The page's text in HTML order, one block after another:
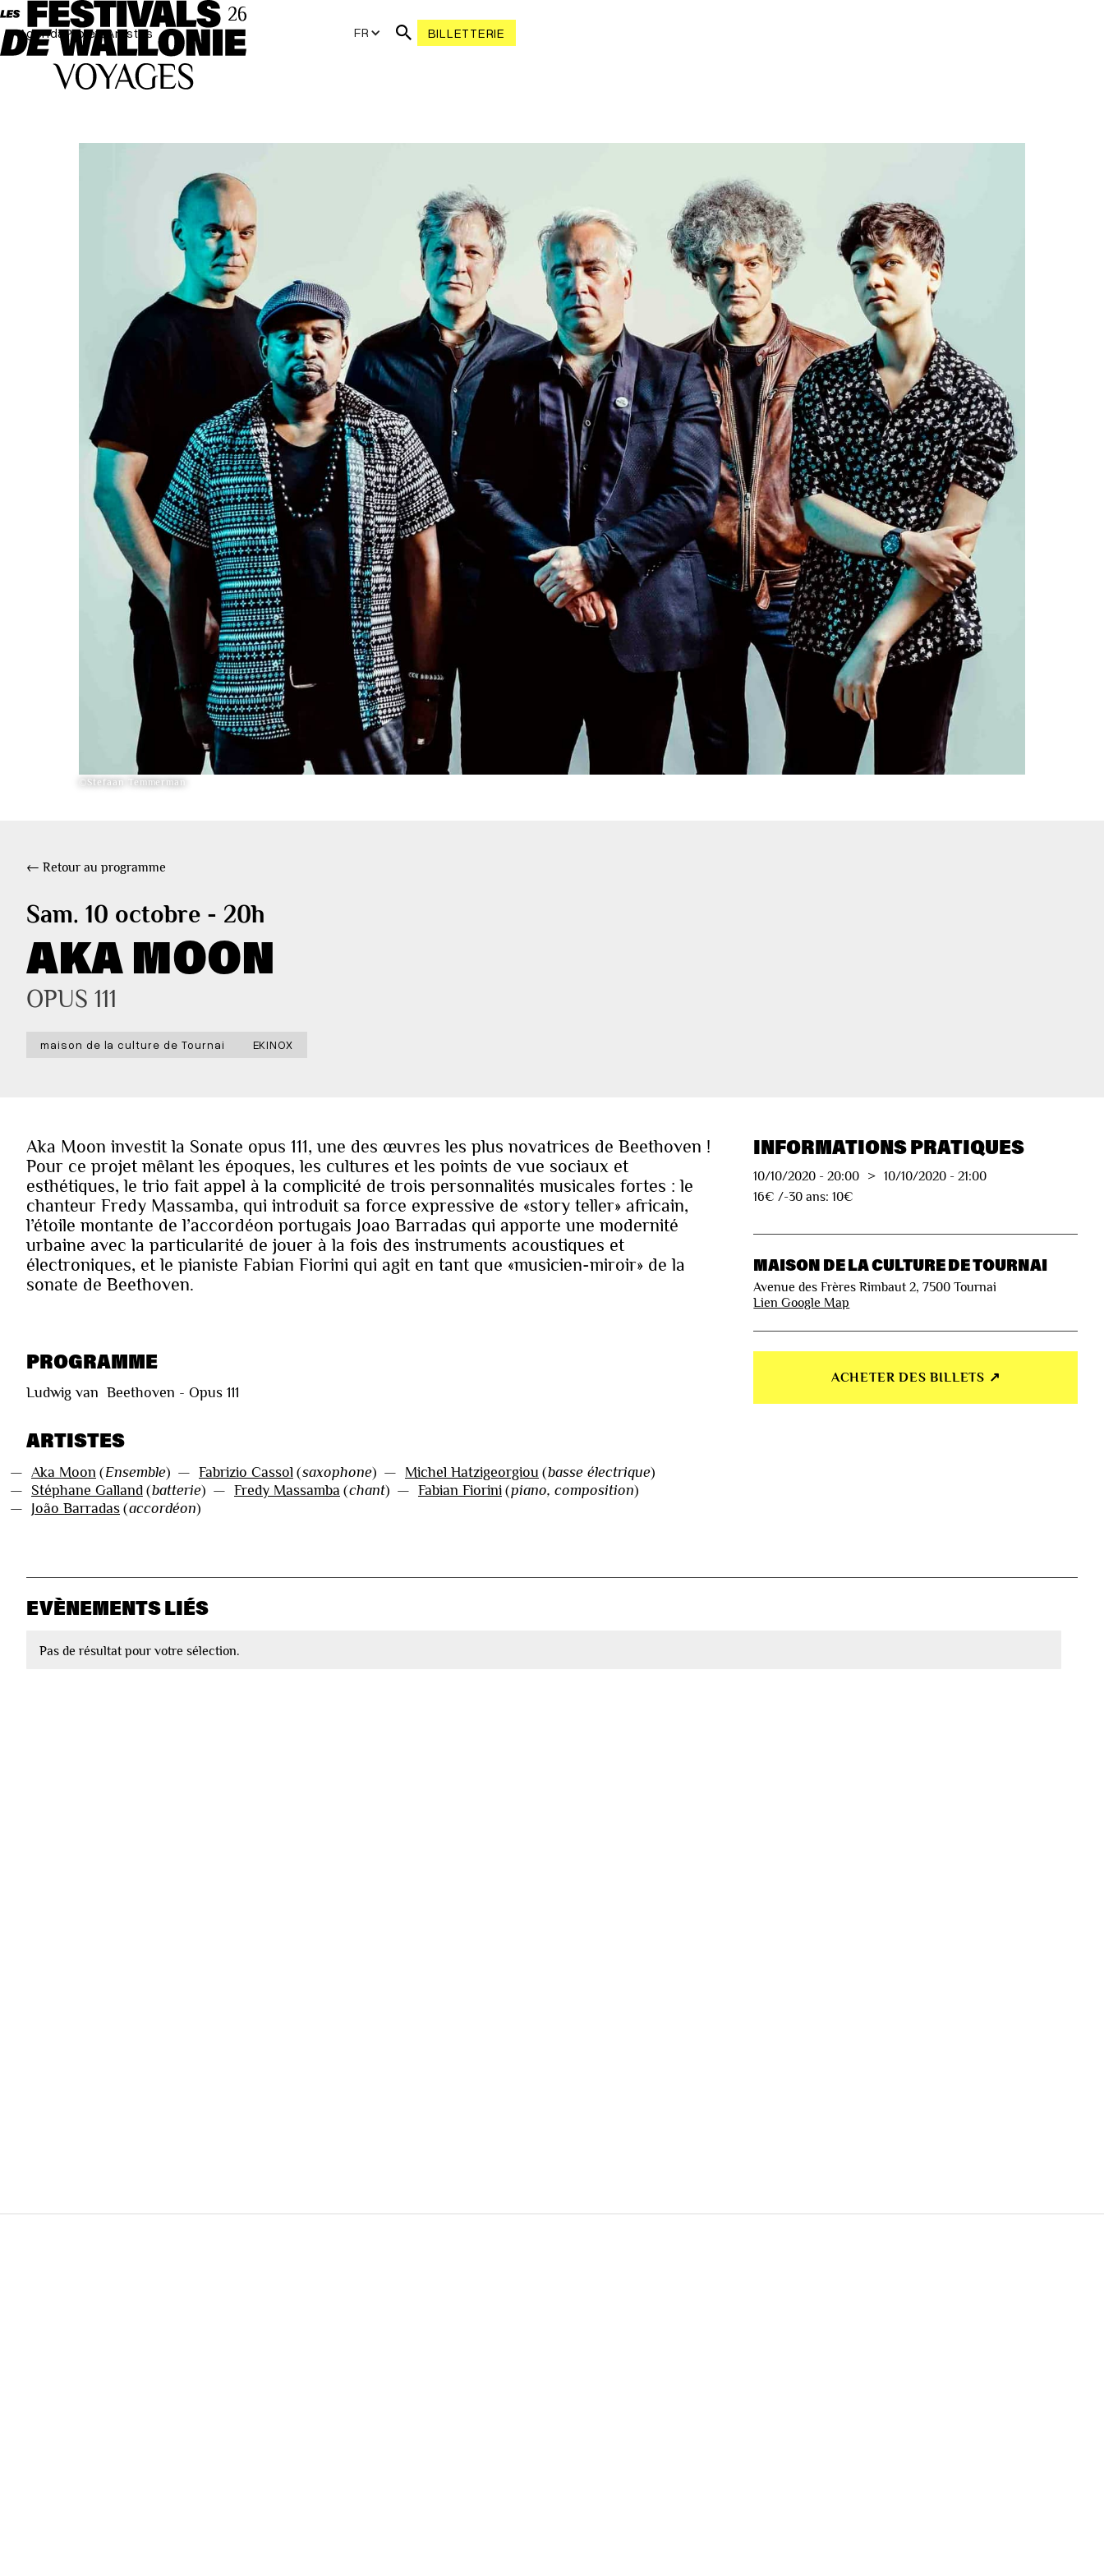
AgendaProjetsArtistes FR BILLETTERIE
©Stefaan Temmerman
← Retour au programme
Sam. 10 octobre - 20h
AKA MOON
OPUS 111
maison de la culture de Tournai EKINOX
Aka Moon investit la Sonate opus 111, une des œuvres les plus novatrices de Beethoven !
Pour ce projet mêlant les époques, les cultures et les points de vue sociaux et
esthétiques, le trio fait appel à la complicité de trois personnalités musicales fortes : le
chanteur Fredy Massamba, qui introduit sa force expressive de «story teller» africain,
l’étoile montante de l’accordéon portugais Joao Barradas qui apporte une modernité
urbaine avec la particularité de jouer à la fois des instruments acoustiques et
électroniques, et le pianiste Fabian Fiorini qui agit en tant que «musicien-miroir» de la
sonate de Beethoven.
PROGRAMME
Ludwig van Beethoven - Opus 111
ARTISTES
— Aka Moon (Ensemble) — Fabrizio Cassol (saxophone) — Michel Hatzigeorgiou (basse électrique)
— Stéphane Galland (batterie) — Fredy Massamba (chant) — Fabian Fiorini (piano, composition)
— João Barradas (accordéon)
INFORMATIONS PRATIQUES
10/10/2020 -20:00 > 10/10/2020 -21:00
16€ /-30 ans: 10€
MAISON DE LA CULTURE DE TOURNAI
Avenue des Frères Rimbaut 2, 7500 Tournai
Lien Google Map
ACHETER DES BILLETS ↗︎
EVÈNEMENTS LIÉS
Pas de résultat pour votre sélection.